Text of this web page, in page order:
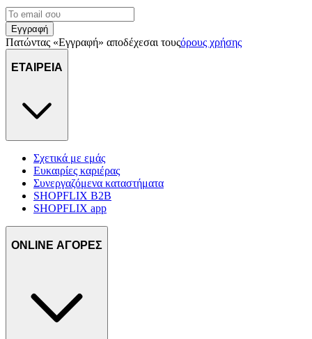
Εγγραφή
Πατώντας «Εγγραφή» αποδέχεσαι τουςόρους χρήσης
ΕΤΑΙΡΕΙΑ
Σχετικά με εμάς
Ευκαιρίες καριέρας
Συνεργαζόμενα καταστήματα
SHOPFLIX B2B
SHOPFLIX app
ONLINE ΑΓΟΡΕΣ